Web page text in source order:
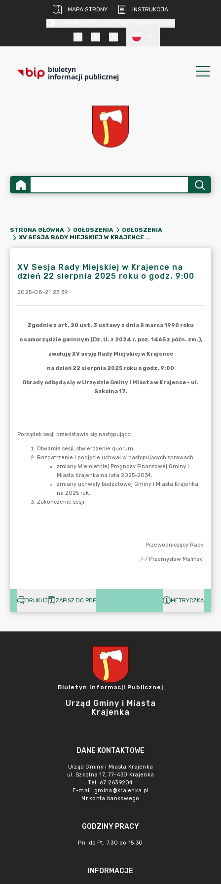
MAPA STRONY
INSTRUKCJA
biuletyn
informacji publicznej
STRONA GŁÓWNA OGŁOSZENIA
OGŁOSZENIA
XV SESJA RADY MIEJSKIEJ W KRAJENCE NA DZIEŃ 22 SIERPNIA 2025 ROKU O GODZ. 9:00
XV Sesja Rady Miejskiej w Krajence na
dzień 22 sierpnia 2025 roku o godz. 9:00
2025-08-21 23:39
DRUKUJ ZAPISZ DO PDF METRYCZKA
Biuletyn Informacji Publicznej
Urząd Gminy i Miasta
Krajenka
DANE KONTAKTOWE
Urząd Gminy i Miasta Krajenka
ul. Szkolna 17, 77-430 Krajenka
Tel. 67 2639204
E-mail: gmina@krajenka.pl
Nr konta bankowego
GODZINY PRACY
Pn. do Pt. 7.30 do 15.30
INFORMACJE